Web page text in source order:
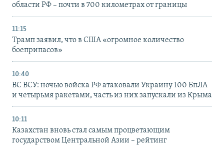
области РФ – почти в 700 километрах от границы
11:15
Трамп заявил, что в США «огромное количество
боеприпасов»
10:40
ВС ВСУ: ночью войска РФ атаковали Украину 100 БпЛА
и четырьмя ракетами, часть из них запускали из Крыма
10:11
Казахстан вновь стал самым процветающим
государством Центральной Азии – рейтинг